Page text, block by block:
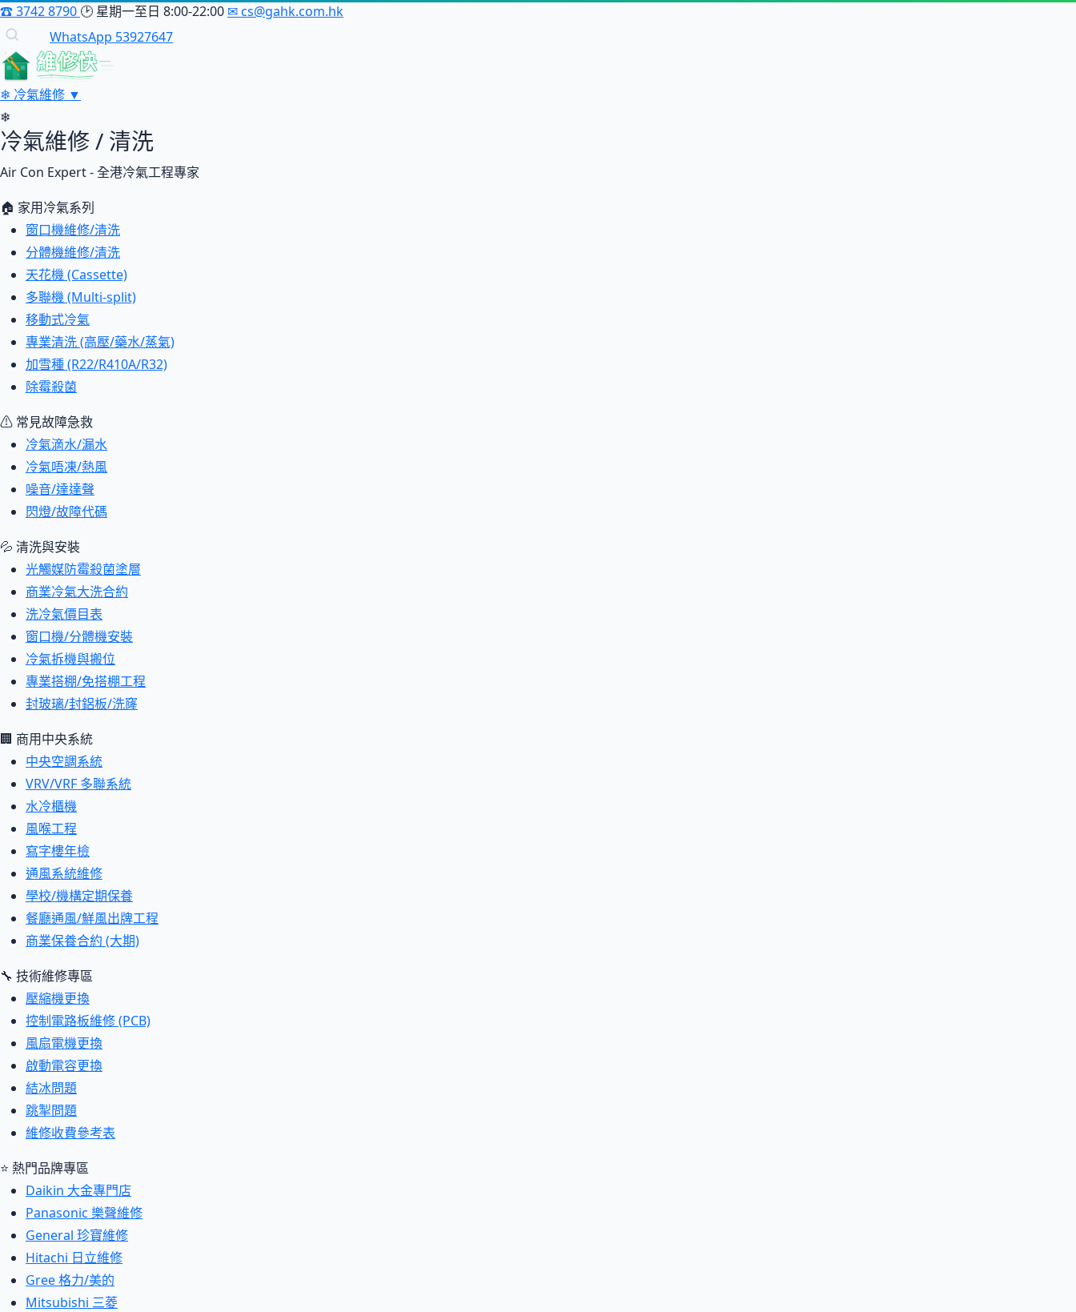
☎3742 8790 🕑 星期一至日 8:00-22:00 ✉cs@gahk.com.hk
WhatsApp 53927647
維修快
❄ 冷氣維修 ▼
❄
冷氣維修 / 清洗
Air Con Expert - 全港冷氣工程專家
🏠 家用冷氣系列
窗口機維修/清洗
分體機維修/清洗
天花機 (Cassette)
多聯機 (Multi-split)
移動式冷氣
專業清洗 (高壓/藥水/蒸氣)
加雪種 (R22/R410A/R32)
除霉殺菌
⚠ 常見故障急救
冷氣滴水/漏水
冷氣唔凍/熱風
噪音/達達聲
閃燈/故障代碼
💦 清洗與安裝
光觸媒防霉殺菌塗層
商業冷氣大洗合約
洗冷氣價目表
窗口機/分體機安裝
冷氣拆機與搬位
專業搭棚/免搭棚工程
封玻璃/封鋁板/洗窿
🏢 商用中央系統
中央空調系統
VRV/VRF 多聯系統
水冷櫃機
風喉工程
寫字樓年檢
通風系統維修
學校/機構定期保養
餐廳通風/鮮風出牌工程
商業保養合約 (大期)
🔧 技術維修專區
壓縮機更換
控制電路板維修 (PCB)
風扇電機更換
啟動電容更換
結冰問題
跳掣問題
維修收費參考表
⭐ 熱門品牌專區
Daikin 大金專門店
Panasonic 樂聲維修
General 珍寶維修
Hitachi 日立維修
Gree 格力/美的
Mitsubishi 三菱